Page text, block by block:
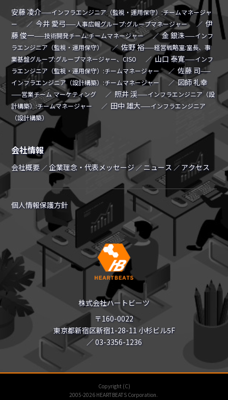
安藤 凌介——インフラエンジニア（監視・運用保守）:チームマネージャ
ー
／今井 愛弓——人事広報グループ:グループマネージャー ／伊
藤 俊一——技術開発チーム:チームマネージャー ／金 銀洙——インフ
ラエンジニア（監視・運用保守）
／佐野 裕——経営戦略室:室長、事
業基盤グループ:グループマネージャー、CISO
／山口 泰寛——インフ
ラエンジニア（監視・運用保守）:チームマネージャー
／佐藤 司——
インフラエンジニア（設計構築）:チームマネージャー
／図師 礼幸
——営業チーム マーケティング ／ 照井 渓——インフラエンジニア（設
計構築）:チームマネージャー
／ 田中 雄大——インフラエンジニア
（設計構築）
会社情報
会社概要 ／企業理念・代表メッセージ／ ニュース ／ アクセス
個人情報保護方針
株式会社ハートビーツ
〒160-0022
東京都新宿区新宿1-28-11 小杉ビル5F
／ 03-3356-1236
Copyright (C)
2005-2026 HEARTBEATS Corporation.